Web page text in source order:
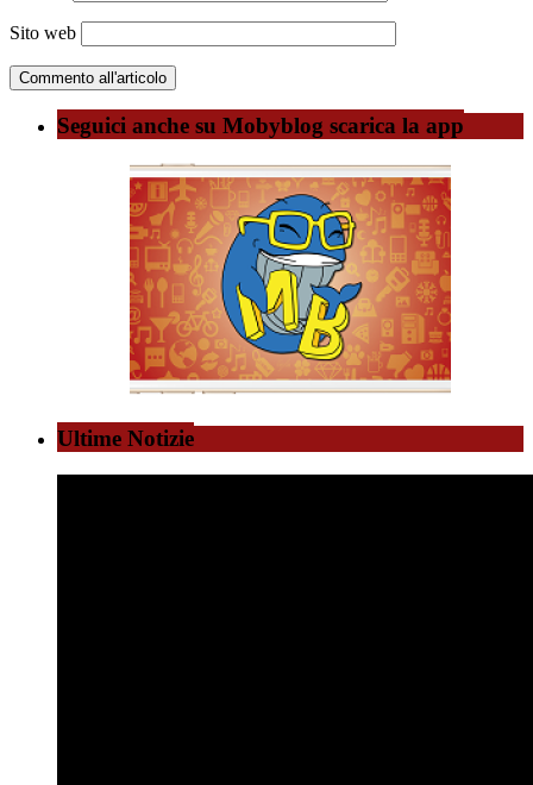
Sito web
Seguici anche su Mobyblog scarica la app
Ultime Notizie